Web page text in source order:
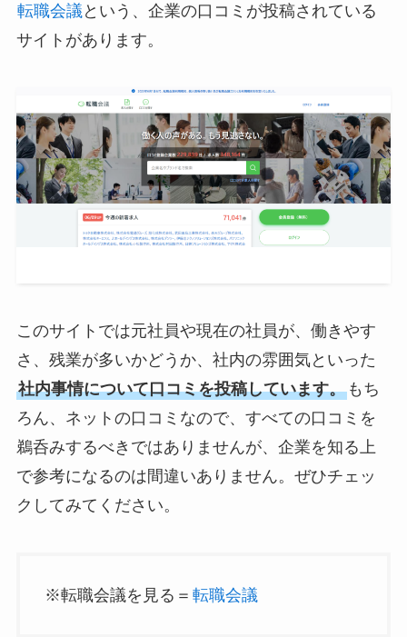
転職会議 という、企業の口コミが投稿されている
サイトがあります。
このサイトでは元社員や現在の社員が、働きやす
さ、残業が多いかどうか、社内の雰囲気といった
社内事情について口コミを投稿しています。もち
ろん、ネットの口コミなので、すべての口コミを
鵜呑みするべきではありませんが、企業を知る上
で参考になるのは間違いありません。ぜひチェッ
クしてみてください。
※転職会議を見る＝ 転職会議